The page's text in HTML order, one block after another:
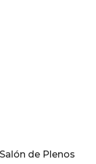
de Plenos